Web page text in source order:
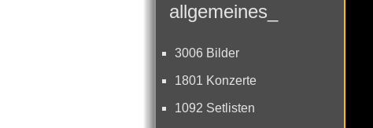
allgemeines_
3006 Bilder
1801 Konzerte
1092 Setlisten